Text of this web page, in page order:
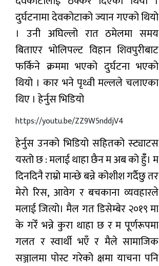
दुर्घटनामा देवकोटाको ज्यान गएको थियो
। उनी अघिल्लो रात ठमेलमा समय
बिताएर भोलिपल्ट विहान शिवपुरीबाट
फर्किने क्रममा भएको दुर्घटना भएको
थियो । कार भने पृथ्वी मल्लले चलाएका
थिए । हेर्नुस भिडियो
https://youtu.be/ZZ9W5nddjV4
हेर्नुस उनको भिडियो सहितको स्ट्याटस
यस्तो छ : मलाई थाहा छैन म अब को हुँँ। म
दिनदिनै राम्रो मान्छे बन्ने कोशीश गर्दैछु तर
मेरो रिस, आवेग र बचकाना व्यवहारले
मलाई जित्यो। मैल गत डिसेम्बेर २०१९ मा
के गरेँ भन्ने कुरा थाहा छ र म पूर्णरूपमा
गलत र स्वार्थी भएँ र मैले सामाजिक
सञ्जालमा पोस्ट गरेको क्षमा याचना पनि